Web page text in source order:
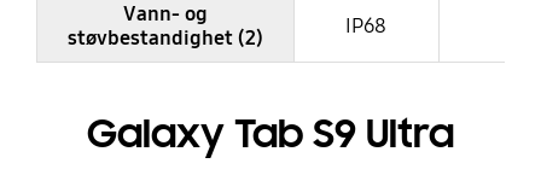
Vann- og
støvbestandighet (2)
IP68
Galaxy Tab S9 Ultra